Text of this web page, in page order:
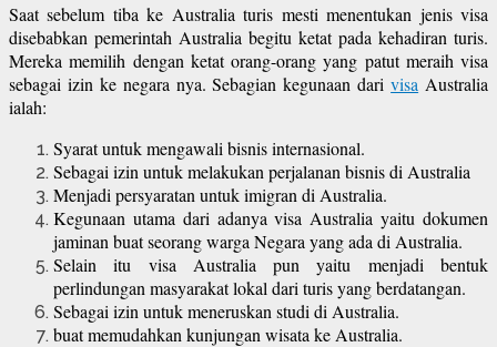
Saat sebelum tiba ke Australia turis mesti menentukan jenis visa
disebabkan pemerintah Australia begitu ketat pada kehadiran turis.
Mereka memilih dengan ketat orang-orang yang patut meraih visa
sebagai izin ke negara nya. Sebagian kegunaan darivisa Australia
ialah:
Syarat untuk mengawali bisnis internasional.
Sebagai izin untuk melakukan perjalanan bisnis di Australia
Menjadi persyaratan untuk imigran di Australia.
Kegunaan utama dari adanya visa Australia yaitu dokumen
jaminan buat seorang warga Negara yang ada di Australia.
Selain itu visa Australia pun yaitu menjadi bentuk
perlindungan masyarakat lokal dari turis yang berdatangan.
Sebagai izin untuk meneruskan studi di Australia.
buat memudahkan kunjungan wisata ke Australia.